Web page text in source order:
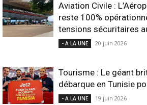
Aviation Civile :
reste 100%
tensions sécuritaires
- A LA UNE 20 juin 2026
Tourisme : Le géant
débarque en Tunisie
- A LA UNE 19 juin 2026